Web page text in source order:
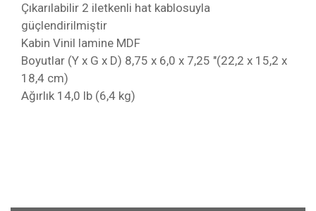
Çıkarılabilir 2 iletkenli hat kablosuyla
güçlendirilmiştir
Kabin Vinil lamine MDF
Boyutlar (Y x G x D) 8,75 x 6,0 x 7,25 "(22,2 x 15,2 x
18,4 cm)
Ağırlık 14,0 lb (6,4 kg)